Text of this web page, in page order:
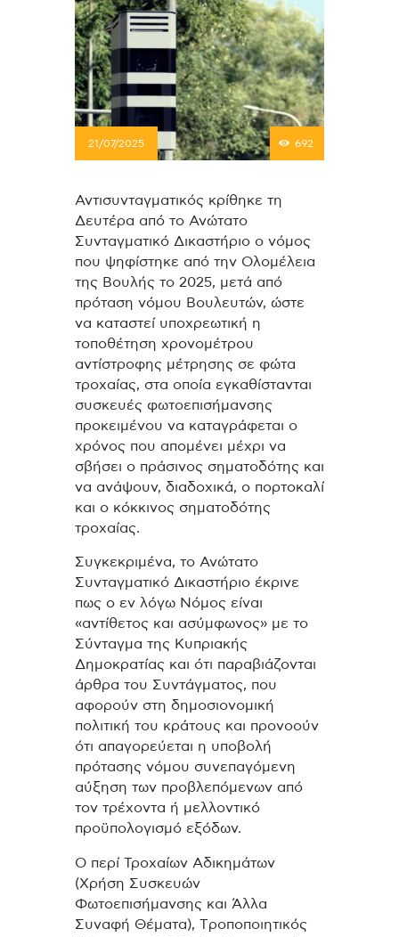
21/07/2025 692
Αντισυνταγματικός κρίθηκε τη
Δευτέρα από το Ανώτατο
Συνταγματικό Δικαστήριο ο νόμος
που ψηφίστηκε από την Ολομέλεια
της Βουλής το 2025, μετά από
πρόταση νόμου Βουλευτών, ώστε
να καταστεί υποχρεωτική η
τοποθέτηση χρονομέτρου
αντίστροφης μέτρησης σε φώτα
τροχαίας, στα οποία εγκαθίστανται
συσκευές φωτοεπισήμανσης
προκειμένου να καταγράφεται ο
χρόνος που απομένει μέχρι να
σβήσει ο πράσινος σηματοδότης και
να ανάψουν, διαδοχικά, ο πορτοκαλί
και ο κόκκινος σηματοδότης
τροχαίας.
Συγκεκριμένα, το Ανώτατο
Συνταγματικό Δικαστήριο έκρινε
πως ο εν λόγω Νόμος είναι
«αντίθετος και ασύμφωνος» με το
Σύνταγμα της Κυπριακής
Δημοκρατίας και ότι παραβιάζονται
άρθρα του Συντάγματος, που
αφορούν στη δημοσιονομική
πολιτική του κράτους και προνοούν
ότι απαγορεύεται η υποβολή
πρότασης νόμου συνεπαγόμενη
αύξηση των προβλεπόμενων από
τον τρέχοντα ή μελλοντικό
προϋπολογισμό εξόδων.
Ο περί Τροχαίων Αδικημάτων
(Χρήση Συσκευών
Φωτοεπισήμανσης και Άλλα
Συναφή Θέματα), Tροποποιητικός